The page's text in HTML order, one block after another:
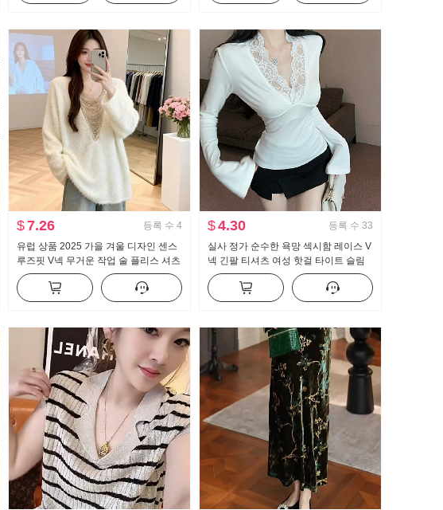
$7.26 등록 수 4
유럽 상품 2025 가을 겨울 디자인 센스
루즈핏 V넥 무거운 작업 술 플리스 셔츠
맨위 느긋한 바람 캐주얼 니트 스웨터
$4.30 등록 수 33
실사 정가 순수한 욕망 섹시함 레이스 V
넥 긴팔 티셔츠 여성 핫걸 타이트 슬림
해 보이는 나팔 소매 기본 셔츠 맨위